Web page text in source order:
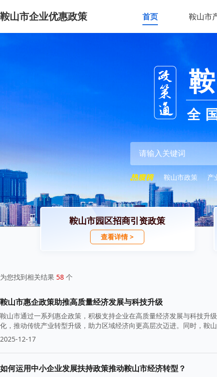
鞍山市企业优惠政策 首页 鞍山市
全
鞍山市政策 产
鞍山市园区招商引资政策
查看详情 >
为您找到相关结果 58 个
鞍山市惠企政策助推高质量经济发展与科技升级
鞍山市通过一系列惠企政策，积极支持企业在高质量经济发展与科技升
化，推动传统产业转型升级，助力区域经济向更高层次迈进。同时，鞍
2025-12-17
如何运用中小企业发展扶持政策推动鞍山市经济转型？